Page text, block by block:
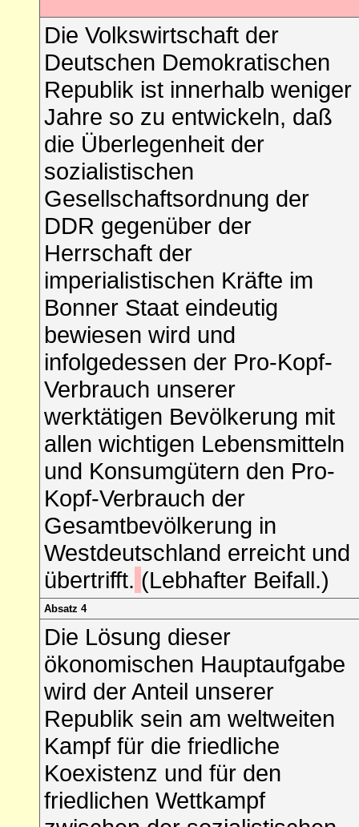
Die Volkswirtschaft der
Deutschen Demokratischen
Republik ist innerhalb weniger
Jahre so zu entwickeln, daß
die Überlegenheit der
sozialistischen
Gesellschaftsordnung der
DDR gegenüber der
Herrschaft der
imperialistischen Kräfte im
Bonner Staat eindeutig
bewiesen wird und
infolgedessen der Pro-Kopf-
Verbrauch unserer
werktätigen Bevölkerung mit
allen wichtigen Lebensmitteln
und Konsumgütern den Pro-
Kopf-Verbrauch der
Gesamtbevölkerung in
Westdeutschland erreicht und
übertrifft. (Lebhafter Beifall.)
Absatz 4
Die Lösung dieser
ökonomischen Hauptaufgabe
wird der Anteil unserer
Republik sein am weltweiten
Kampf für die friedliche
Koexistenz und für den
friedlichen Wettkampf